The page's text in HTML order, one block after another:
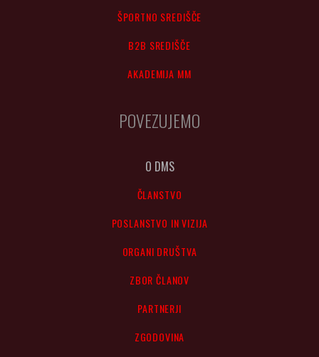
ŠPORTNO SREDIŠČE
B2B SREDIŠČE
AKADEMIJA MM
POVEZUJEMO
O DMS
ČLANSTVO
POSLANSTVO IN VIZIJA
ORGANI DRUŠTVA
ZBOR ČLANOV
PARTNERJI
ZGODOVINA